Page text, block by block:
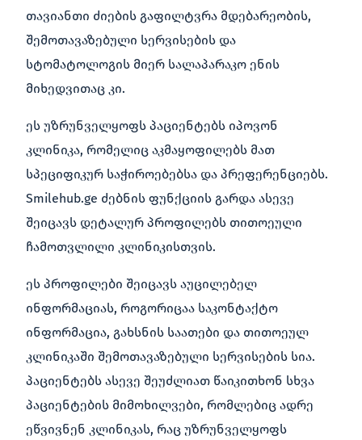
თავიანთი ძიების გაფილტვრა მდებარეობის,
შემოთავაზებული სერვისების და
სტომატოლოგის მიერ სალაპარაკო ენის
მიხედვითაც კი.
ეს უზრუნველყოფს პაციენტებს იპოვონ
კლინიკა, რომელიც აკმაყოფილებს მათ
სპეციფიკურ საჭიროებებსა და პრეფერენციებს.
Smilehub.ge ძებნის ფუნქციის გარდა ასევე
შეიცავს დეტალურ პროფილებს თითოეული
ჩამოთვლილი კლინიკისთვის.
ეს პროფილები შეიცავს აუცილებელ
ინფორმაციას, როგორიცაა საკონტაქტო
ინფორმაცია, გახსნის საათები და თითოეულ
კლინიკაში შემოთავაზებული სერვისების სია.
პაციენტებს ასევე შეუძლიათ წაიკითხონ სხვა
პაციენტების მიმოხილვები, რომლებიც ადრე
ეწვივნენ კლინიკას, რაც უზრუნველყოფს